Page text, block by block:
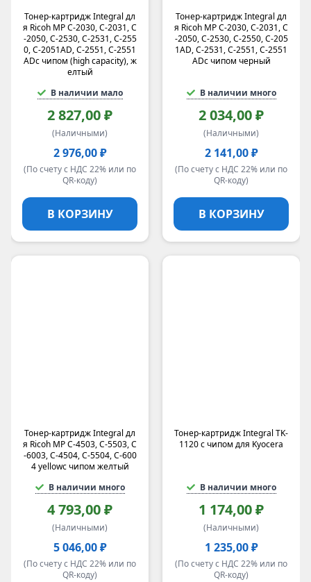
Тонер-картридж Integral дл
я Ricoh MP C-2030, C-2031, C
-2050, C-2530, C-2531, C-255
0, C-2051AD, C-2551, C-2551
ADс чипом (high capacity), ж
елтый
В наличии мало
2 827,00 ₽
(Наличными)
2 976,00 ₽
(По счету с НДС 22% или по
QR-коду)
В КОРЗИНУ
Тонер-картридж Integral дл
я Ricoh MP C-2030, C-2031, C
-2050, C-2530, C-2550, C-205
1AD, C-2531, C-2551, C-2551
ADс чипом черный
В наличии много
2 034,00 ₽
(Наличными)
2 141,00 ₽
(По счету с НДС 22% или по
QR-коду)
В КОРЗИНУ
Тонер-картридж Integral дл
я Ricoh MP C-4503, C-5503, C
-6003, C-4504, C-5504, C-600
4 yellowс чипом желтый
В наличии много
4 793,00 ₽
(Наличными)
5 046,00 ₽
(По счету с НДС 22% или по
QR-коду)
Тонер-картридж Integral TK-
1120 с чипом для Kyocera
В наличии много
1 174,00 ₽
(Наличными)
1 235,00 ₽
(По счету с НДС 22% или по
QR-коду)